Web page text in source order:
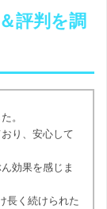
評判を調
。
り、安心して
効果を感じま
長く続けられた